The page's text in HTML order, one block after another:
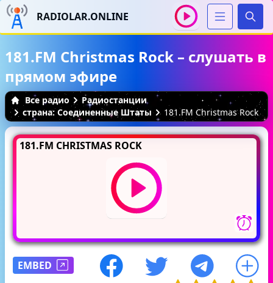
RADIOLAR.ONLINE
181.FM Christmas Rock – слушать в
прямом эфире
Все радио
Радиостанции
страна: Соединенные Штаты
181.FM Christmas Rock
181.FM CHRISTMAS ROCK
EMBED